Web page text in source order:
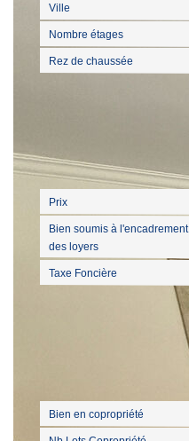
Ville
Nombre étages
Rez de chaussée
Aspects financiers
Prix
Bien soumis à l'encadrement
des loyers
Taxe Foncière
Bien en copropriété